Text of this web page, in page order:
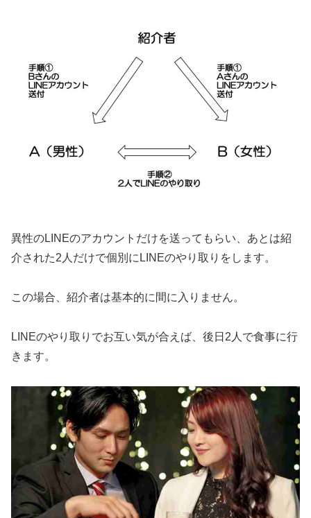
異性のLINEのアカウントだけを送ってもらい、あとは紹
介された2人だけで個別にLINEのやり取りをします。
この場合、紹介者は基本的に間に入りません。
LINEのやり取りでお互い気が合えば、後日2人で食事に行
きます。